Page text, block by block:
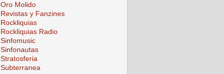
Oro Molido
Revistas y Fanzines
Rockliquias
Rockliquias Radio
Sinfomusic
Sinfonautas
Stratosferia
Subterranea